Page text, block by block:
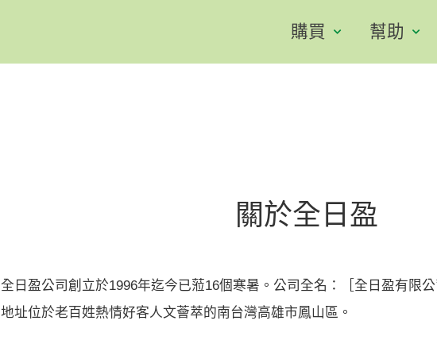
購買 幫助
關於全日盈
全日盈公司創立於1996年迄今已蒞16個寒暑。公司全名：［全日盈有限公
地址位於老百姓熱情好客人文薈萃的南台灣高雄市鳳山區。